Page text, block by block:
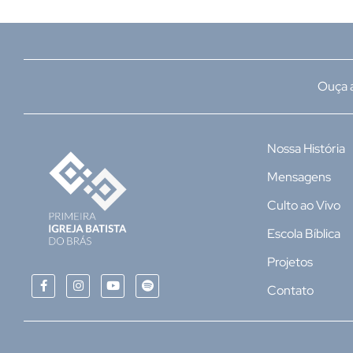
Ouça
Nossa História
Mensagens
Culto ao Vivo
Escola Bíblica
Projetos
Contato